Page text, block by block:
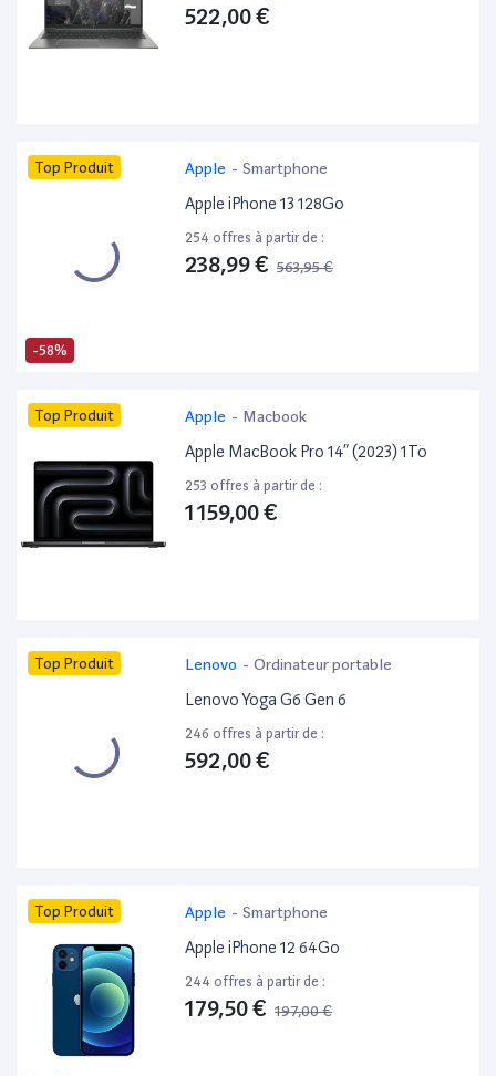
522,00 €
-58%
Top Produit Apple - Smartphone
Apple iPhone 13 128Go
254 offres à partir de :
238,99 € 563,95 €
Top Produit Apple - Macbook
Apple MacBook Pro 14” (2023) 1To
253 offres à partir de :
1 159,00 €
Top Produit Lenovo - Ordinateur portable
Lenovo Yoga G6 Gen 6
246 offres à partir de :
592,00 €
Top Produit Apple - Smartphone
Apple iPhone 12 64Go
244 offres à partir de :
179,50 € 197,00 €